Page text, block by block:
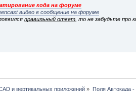
кода на форуме
видео в сообщение на форуме
правильный ответ , то не забудьте про
и вертикальных приложений » Поля Автокада